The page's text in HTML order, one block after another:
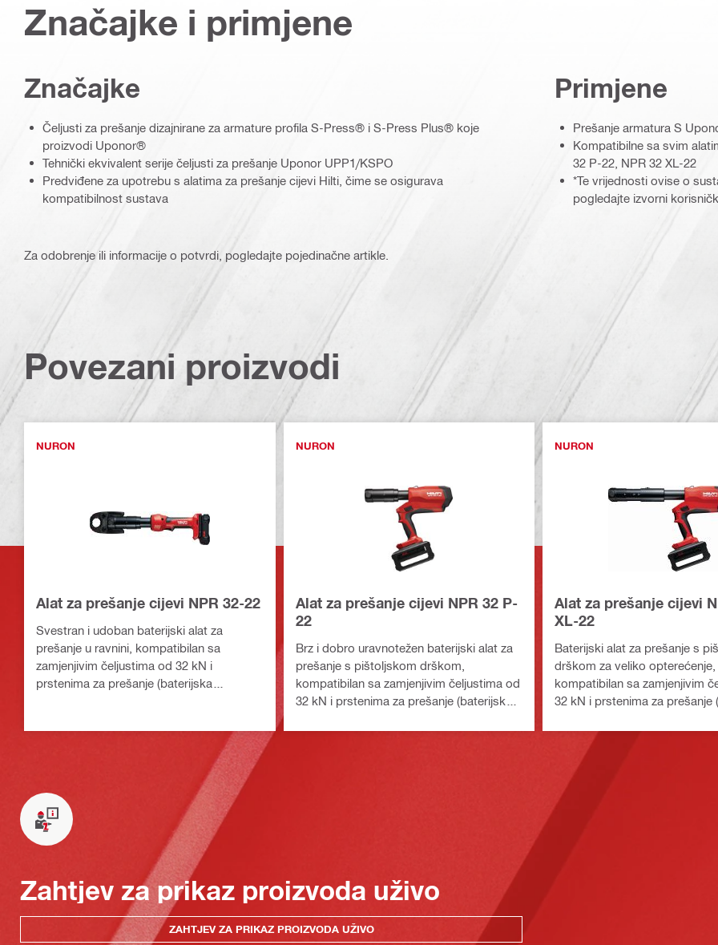
Značajke i primjene
Značajke
Čeljusti za prešanje dizajnirane za armature profila S-Press® i S-Press Plus® koje
proizvodi Uponor®
Tehnički ekvivalent serije čeljusti za prešanje Uponor UPP1/KSPO
Predviđene za upotrebu s alatima za prešanje cijevi Hilti, čime se osigurava
kompatibilnost sustava
Primjene
Prešanje armatura S
Kompatibilne sa svim
32 P-22, NPR 32 XL-22
*Te vrijednosti ovise o
pogledajte izvorni
Za odobrenje ili informacije o potvrdi, pogledajte pojedinačne artikle.
Povezani proizvodi
NURON
Alat za prešanje cijevi NPR 32-22
Svestran i udoban baterijski alat za
prešanje u ravnini, kompatibilan sa
zamjenjivim čeljustima od 32 kN i
prstenima za prešanje (baterijska
NURON
Alat za prešanje cijevi NPR 32 P-
22
Brz i dobro uravnotežen baterijski alat za
prešanje s pištoljskom drškom,
kompatibilan sa zamjenjivim čeljustima od
32 kN i prstenima za prešanje (baterijska
NURON
Alat za prešanje cijevi
XL-22
Baterijski alat za prešanje s
drškom za veliko opterećenje,
kompatibilan sa zamjenjivim
32 kN i prstenima za prešanje
Zahtjev za prikaz proizvoda uživo
ZAHTJEV ZA PRIKAZ PROIZVODA UŽIVO